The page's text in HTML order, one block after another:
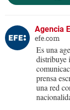
Agencia
efe.com
Es una
distribuye
prensa
una red